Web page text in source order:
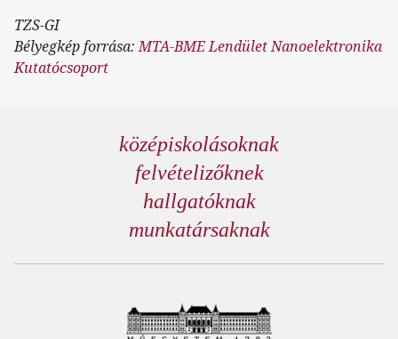
TZS-GI
Bélyegkép forrása:MTA-BME Lendület Nanoelektronika
Kutatócsoport
középiskolásoknak
felvételizőknek
hallgatóknak
munkatársaknak